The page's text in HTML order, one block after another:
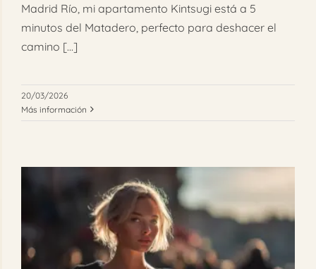
Madrid Río, mi apartamento Kintsugi está a 5
minutos del Matadero, perfecto para deshacer el
camino [...]
20/03/2026
Más información